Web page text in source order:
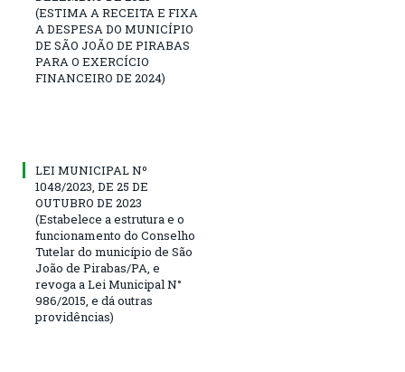
(ESTIMA A RECEITA E FIXA
A DESPESA DO MUNICÍPIO
DE SÃO JOÃO DE PIRABAS
PARA O EXERCÍCIO
FINANCEIRO DE 2024)
LEI MUNICIPAL Nº
1048/2023, DE 25 DE
OUTUBRO DE 2023
(Estabelece a estrutura e o
funcionamento do Conselho
Tutelar do município de São
João de Pirabas/PA, e
revoga a Lei Municipal N°
986/2015, e dá outras
providências)